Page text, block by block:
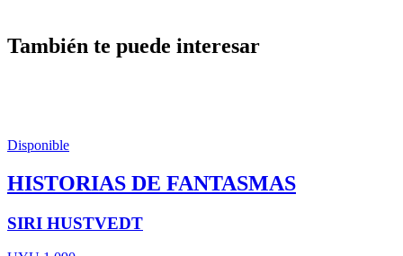
También te puede interesar
Disponible
HISTORIAS DE FANTASMAS
SIRI HUSTVEDT